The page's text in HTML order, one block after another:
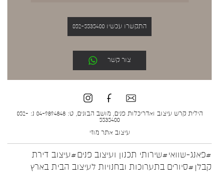
התקשרו עכשיו 052-5535400
צור קשר
הילית קרש עיצוב ואדריכלות פנים, מושב הבונים, ט: 04-9894848 נ: 052-
5535400
עיצוב אתר מוזי
#פאנג-שוואי#שירותי תכנון ועיצוב פנים#עיצוב דירת
קבלן #סיורים בתערוכות ובחנויות לעיצוב הבית בארץ